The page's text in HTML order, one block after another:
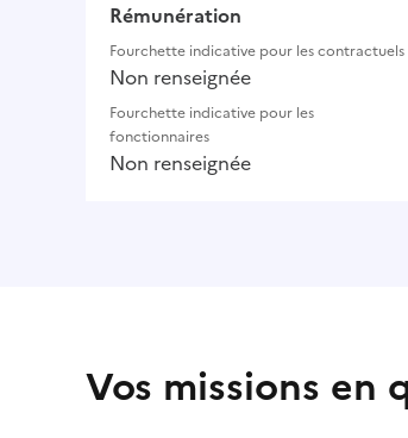
Rémunération
Fourchette indicative pour les contractuels
Non renseignée
Fourchette indicative pour les
fonctionnaires
Non renseignée
Vos missions en